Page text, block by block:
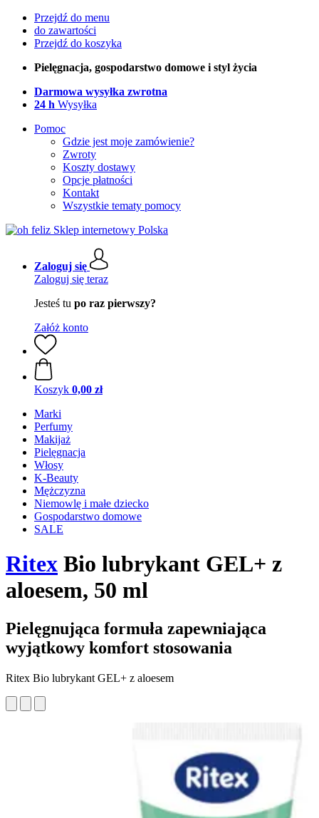
Przejdź do menu
do zawartości
Przejdź do koszyka
Pielęgnacja, gospodarstwo domowe i styl życia
Darmowa wysyłka zwrotna
24 h Wysyłka
Pomoc
Gdzie jest moje zamówienie?
Zwroty
Koszty dostawy
Opcje płatności
Kontakt
Wszystkie tematy pomocy
Zaloguj się
Zaloguj się teraz
Jesteś tu po raz pierwszy?
Załóż konto
Koszyk 0,00 zł
Marki
Perfumy
Makijaż
Pielęgnacja
Włosy
K-Beauty
Mężczyzna
Niemowlę i małe dziecko
Gospodarstwo domowe
SALE
Ritex Bio lubrykant GEL+ z
aloesem, 50 ml
Pielęgnująca formuła zapewniająca
wyjątkowy komfort stosowania
Ritex Bio lubrykant GEL+ z aloesem